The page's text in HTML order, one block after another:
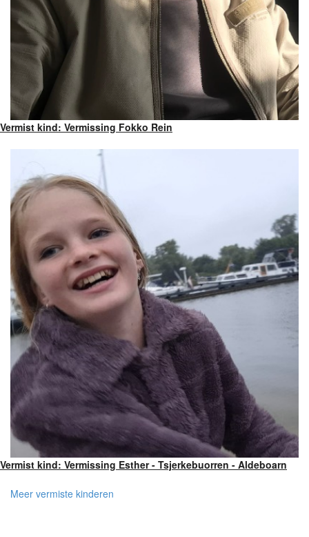
Vermist kind: Vermissing Fokko Rein
Vermist kind: Vermissing Esther - Tsjerkebuorren - Aldeboarn
Meer vermiste kinderen